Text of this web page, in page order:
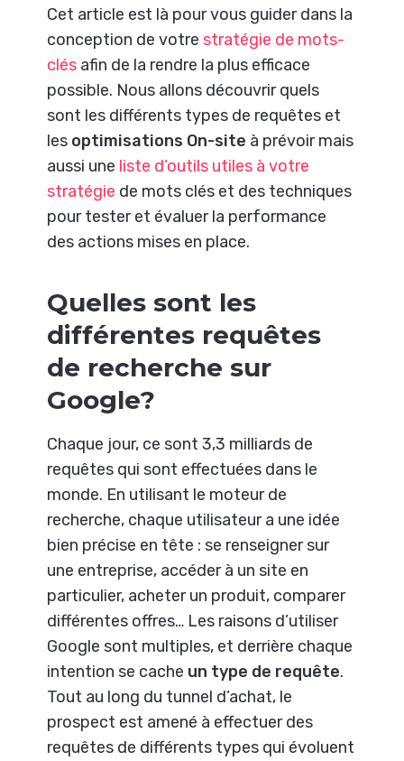
Cet article est là pour vous guider dans la
conception de votre stratégie de mots-
clés afin de la rendre la plus efficace
possible. Nous allons découvrir quels
sont les différents types de requêtes et
les optimisations On-site à prévoir mais
aussi une liste d’outils utiles à votre
stratégie de mots clés et des techniques
pour tester et évaluer la performance
des actions mises en place.
Quelles sont les
différentes requêtes
de recherche sur
Google?
Chaque jour, ce sont 3,3 milliards de
requêtes qui sont effectuées dans le
monde. En utilisant le moteur de
recherche, chaque utilisateur a une idée
bien précise en tête : se renseigner sur
une entreprise, accéder à un site en
particulier, acheter un produit, comparer
différentes offres… Les raisons d’utiliser
Google sont multiples, et derrière chaque
intention se cache un type de requête.
Tout au long du tunnel d’achat, le
prospect est amené à effectuer des
requêtes de différents types qui évoluent